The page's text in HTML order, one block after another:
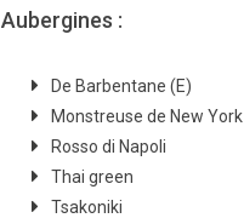
Aubergines :
De Barbentane (E)
Monstreuse de New York
Rosso di Napoli
Thai green
Tsakoniki